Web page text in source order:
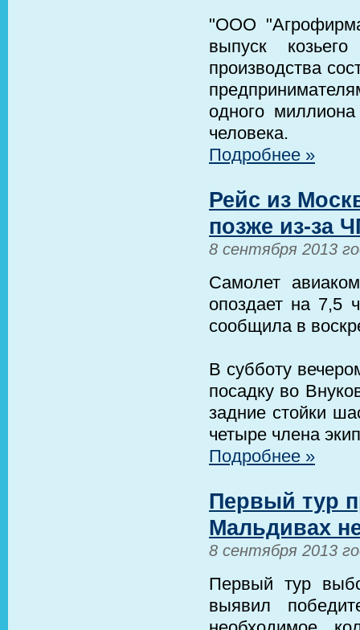
"ООО "Агрофирма
выпуск
производства
одного
человека.
Подробнее »
Рейс из
позже из-за
8 сентября 2013
Самолет
опоздает на 7,5
сообщила в
В субботу
посадку во
задние стойки
четыре члена
Подробнее »
Первый тур
Мальдивах
8 сентября 2013
Первый тур
выявил